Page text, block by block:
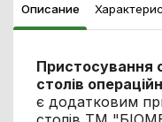
Описание
Пристосування
столів
є додатковим